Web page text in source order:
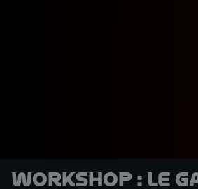
Workshop : le